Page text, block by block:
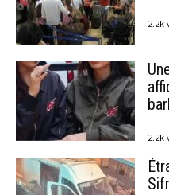
2.2k
2.2k